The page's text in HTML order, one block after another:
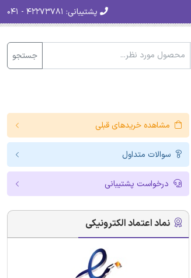
پشتیبانی:
جستجو
مشاهده خریدهای قبلی
سوالات متداول
درخواست پشتیبانی
نماد اعتماد الکترونیکی